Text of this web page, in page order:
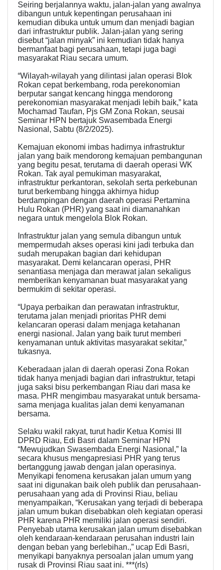
Seiring berjalannya waktu, jalan-jalan yang awalnya
dibangun untuk kepentingan perusahaan ini
kemudian dibuka untuk umum dan menjadi bagian
dari infrastruktur publik. Jalan-jalan yang sering
disebut “jalan minyak” ini kemudian tidak hanya
bermanfaat bagi perusahaan, tetapi juga bagi
masyarakat Riau secara umum.
“Wilayah-wilayah yang dilintasi jalan operasi Blok
Rokan cepat berkembang, roda perekonomian
berputar sangat kencang hingga mendorong
perekonomian masyarakat menjadi lebih baik,” kata
Mochamad Taufan, Pjs GM Zona Rokan, seusai
Seminar HPN bertajuk Swasembada Energi
Nasional, Sabtu (8/2/2025).
Kemajuan ekonomi imbas hadirnya infrastruktur
jalan yang baik mendorong kemajuan pembangunan
yang begitu pesat, terutama di daerah operasi WK
Rokan. Tak ayal pemukiman masyarakat,
infrastruktur perkantoran, sekolah serta perkebunan
turut berkembang hingga akhirnya hidup
berdampingan dengan daerah operasi Pertamina
Hulu Rokan (PHR) yang saat ini diamanahkan
negara untuk mengelola Blok Rokan.
Infrastruktur jalan yang semula dibangun untuk
mempermudah akses operasi kini jadi terbuka dan
sudah merupakan bagian dari kehidupan
masyarakat. Demi kelancaran operasi, PHR
senantiasa menjaga dan merawat jalan sekaligus
memberikan kenyamanan buat masyarakat yang
bermukim di sekitar operasi.
“Upaya perbaikan dan perawatan infrastruktur,
terutama jalan menjadi prioritas PHR demi
kelancaran operasi dalam menjaga ketahanan
energi nasional. Jalan yang baik turut memberi
kenyamanan untuk aktivitas masyarakat sekitar,”
tukasnya.
Keberadaan jalan di daerah operasi Zona Rokan
tidak hanya menjadi bagian dari infrastruktur, tetapi
juga saksi bisu perkembangan Riau dari masa ke
masa. PHR mengimbau masyarakat untuk bersama-
sama menjaga kualitas jalan demi kenyamanan
bersama.
Selaku wakil rakyat, turut hadir Ketua Komisi III
DPRD Riau, Edi Basri dalam Seminar HPN
“Mewujudkan Swasembada Energi Nasional,” Ia
secara khusus mengapresiasi PHR yang terus
bertanggung jawab dengan jalan operasinya.
Menyikapi fenomena kerusakan jalan umum yang
saat ini digunakan baik oleh publik dan perusahaan-
perusahaan yang ada di Provinsi Riau, beliau
menyampaikan, “Kerusakan yang terjadi di beberapa
jalan umum bukan disebabkan oleh kegiatan operasi
PHR karena PHR memiliki jalan operasi sendiri.
Penyebab utama kerusakan jalan umum disebabkan
oleh kendaraan-kendaraan perusahan industri lain
dengan beban yang berlebihan.,” ucap Edi Basri,
menyikapi banyaknya persoalan jalan umum yang
rusak di Provinsi Riau saat ini. ***(rls)